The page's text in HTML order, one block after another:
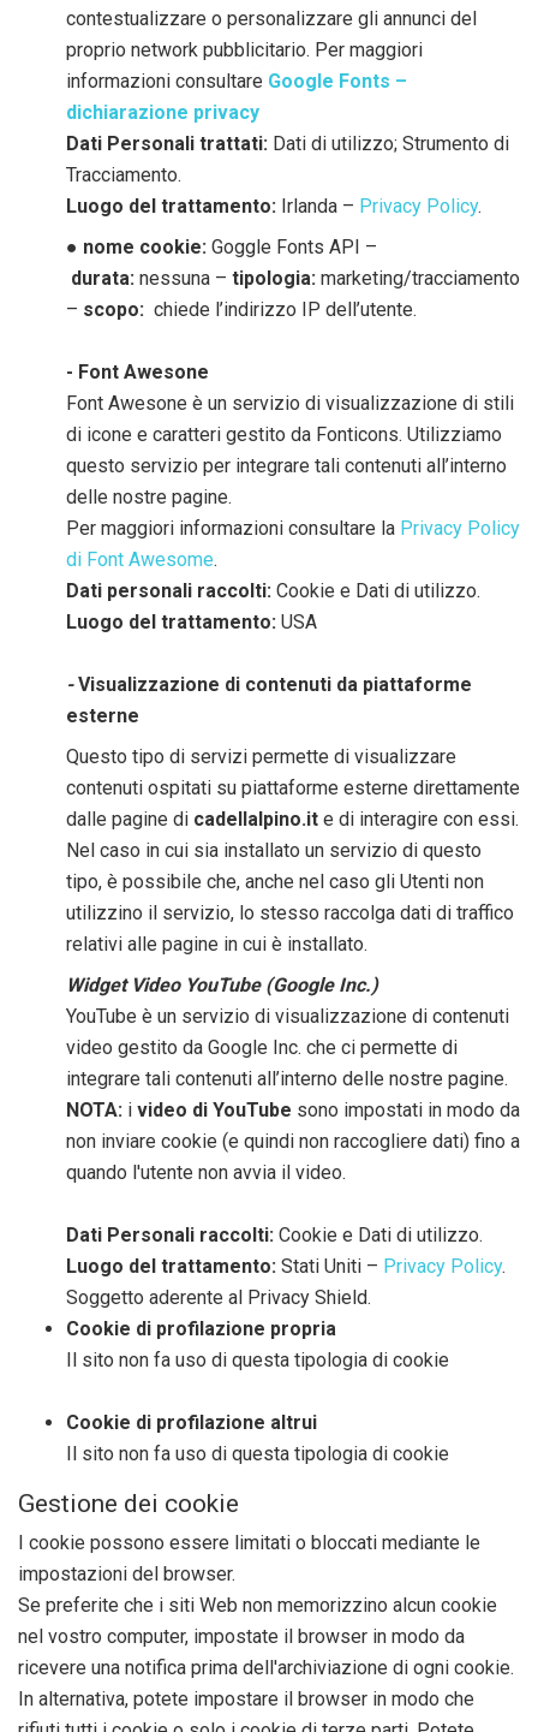
contestualizzare o personalizzare gli annunci del
proprio network pubblicitario. Per maggiori
informazioni consultare Google Fonts –
dichiarazione privacy
Dati Personali trattati: Dati di utilizzo; Strumento di
Tracciamento.
Luogo del trattamento: Irlanda – Privacy Policy.
● nome cookie: Goggle Fonts API –
durata: nessuna – tipologia: marketing/tracciamento
– scopo: chiede l’indirizzo IP dell’utente.
- Font Awesone
Font Awesone è un servizio di visualizzazione di stili
di icone e caratteri gestito da Fonticons. Utilizziamo
questo servizio per integrare tali contenuti all’interno
delle nostre pagine.
Per maggiori informazioni consultare la Privacy Policy
di Font Awesome.
Dati personali raccolti: Cookie e Dati di utilizzo.
Luogo del trattamento: USA
-Visualizzazione di contenuti da piattaforme
esterne
Questo tipo di servizi permette di visualizzare
contenuti ospitati su piattaforme esterne direttamente
dalle pagine di cadellalpino.it e di interagire con essi.
Nel caso in cui sia installato un servizio di questo
tipo, è possibile che, anche nel caso gli Utenti non
utilizzino il servizio, lo stesso raccolga dati di traffico
relativi alle pagine in cui è installato.
Widget Video YouTube (Google Inc.)
YouTube è un servizio di visualizzazione di contenuti
video gestito da Google Inc. che ci permette di
integrare tali contenuti all’interno delle nostre pagine.
NOTA: i video di YouTube sono impostati in modo da
non inviare cookie (e quindi non raccogliere dati) fino a
quando l'utente non avvia il video.
Dati Personali raccolti: Cookie e Dati di utilizzo.
Luogo del trattamento: Stati Uniti – Privacy Policy.
Soggetto aderente al Privacy Shield.
Cookie di profilazione propria
Il sito non fa uso di questa tipologia di cookie
Cookie di profilazione altrui
Il sito non fa uso di questa tipologia di cookie
Gestione dei cookie
I cookie possono essere limitati o bloccati mediante le
impostazioni del browser.
Se preferite che i siti Web non memorizzino alcun cookie
nel vostro computer, impostate il browser in modo da
ricevere una notifica prima dell'archiviazione di ogni cookie.
In alternativa, potete impostare il browser in modo che